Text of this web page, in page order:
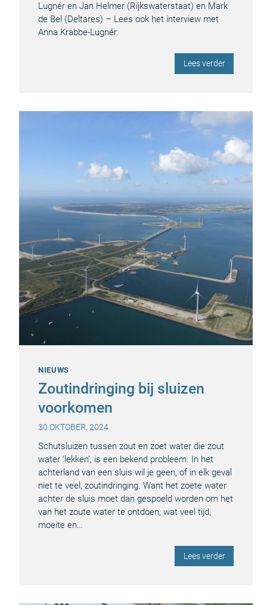
Lugnér en Jan Helmer (Rijkswaterstaat) en Mark
de Bel (Deltares) – Lees ook het interview met
Anna Krabbe-Lugnér.
Lees verder
NIEUWS
Zoutindringing bij sluizen
voorkomen
30 OKTOBER, 2024
Schutsluizen tussen zout en zoet water die zout
water ‘lekken’, is een bekend probleem. In het
achterland van een sluis wil je geen, of in elk geval
niet te veel, zoutindringing. Want het zoete water
achter de sluis moet dan gespoeld worden om het
van het zoute water te ontdoen, wat veel tijd,
moeite en…
Lees verder